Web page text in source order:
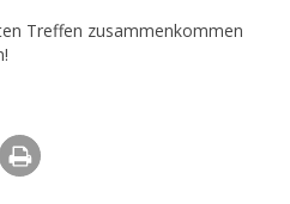
Treffen zusammenkommen